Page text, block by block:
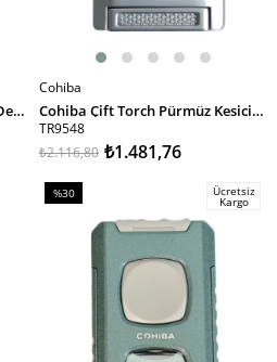
Cohiba Tek Torch Perde Alev Desenli Metal Puro Çakmağı
SEPETE EKLE
Cohiba
Cohiba Çift Torch Pürmüz Kesici & Delici Gümüş Metal Puro Çakmağı
TR9548
₺1.481,76
₺2.116,80
%30
%30İndirim
Ücretsiz
Kargo